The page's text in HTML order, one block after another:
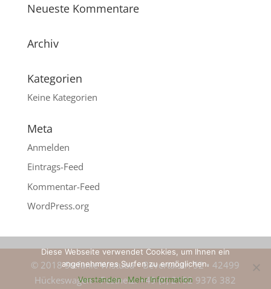
Neueste Kommentare
Archiv
Kategorien
Keine Kategorien
Meta
Anmelden
Eintrags-Feed
Kommentar-Feed
WordPress.org
© 2018 Stefanie Wistuba • Bevertalstr. 52 • 42499
Hückeswagen • Festnetz: +49 (0) 2192 9376 382
Diese Webseite verwendet Cookies, um Ihnen ein
angenehmeres Surfen zu ermöglichen.
Verstanden
Mehr Information